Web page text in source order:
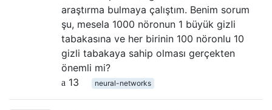
araştırma bulmaya çalıştım. Benim sorum
şu, mesela 1000 nöronun 1 büyük gizli
tabakasına ve her birinin 100 nöronlu 10
gizli tabakaya sahip olması gerçekten
önemli mi?
13
neural-networks